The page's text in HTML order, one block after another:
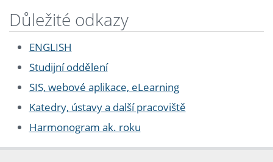
Důležité odkazy
ENGLISH
Studijní oddělení
SIS, webové aplikace, eLearning
Katedry, ústavy a další pracoviště
Harmonogram ak. roku